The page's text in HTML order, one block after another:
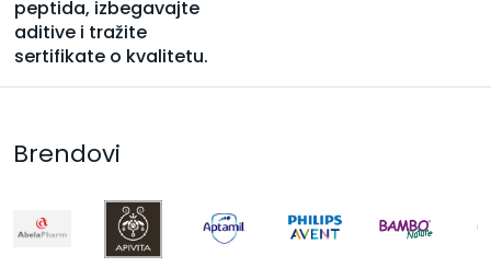
peptida, izbegavajte
aditive i tražite
sertifikate o kvalitetu.
Brendovi